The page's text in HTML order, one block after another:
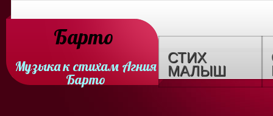
Барто
Музыка к стихам Агния
Барто
СТИХ
МАЛЫШ